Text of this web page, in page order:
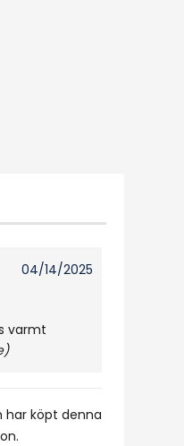
04/14/2025
varmt
har köpt denna